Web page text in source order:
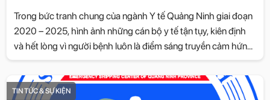
Trong bức tranh chung của ngành Y tế Quảng Ninh giai đoạn
2020 – 2025, hình ảnh những cán bộ y tế tận tụy, kiên định
và hết lòng vì người bệnh luôn là điểm sáng truyền cảm hứng
cho đồng nghiệp và cộng đồng. Một trong những tấm gương
tiêu biểu ấy là đồng chí Đỗ Thị Thương Thương, Phó Trưởng
phòng Cấp cứu ngoại viện, Trung tâm Vận chuyển cấp cứu
TIN TỨC & SỰ KIỆN